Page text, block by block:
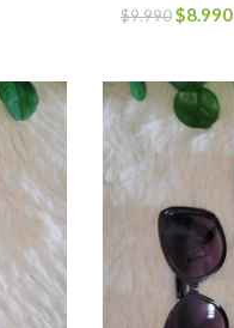
$9.990$8.990